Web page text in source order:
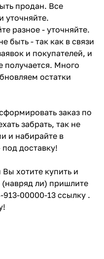
продан. Все
уточняйте.
разное - уточняйте.
быть - так как в связи
и покупателей, и
получается. Много
остатки
заказ по
забрать, так не
и набирайте в
доставку!
хотите купить и
ли) пришлите
00000-13 ссылку .